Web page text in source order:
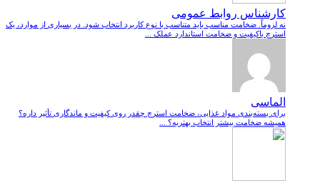
کارشناس روابط عمومی
نه لزوماً. ضخامت مناسب باید متناسب با نوع کاربرد انتخاب شود. در بسیاری از موارد، یک
استرچ باکیفیت و ضخامت استاندارد عملک ...
الماسی
برای بسته‌بندی مواد غذایی، ضخامت استرچ چقدر روی کیفیت و ماندگاری تأثیر داره؟
همیشه ضخامت بیشتر انتخاب بهتریه؟ ...